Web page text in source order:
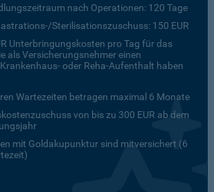
nach Operationen: 120 Tage
Sterilisationszuschuss: 150 EUR
Unterbringungskosten pro Tag für das
als Versicherungsnehmer einen
oder Reha-Aufenthalt haben
Wartezeiten betragen maximal 6 Monate
von bis zu 300 EUR ab dem
mit Goldakupunktur sind mitversichert (6